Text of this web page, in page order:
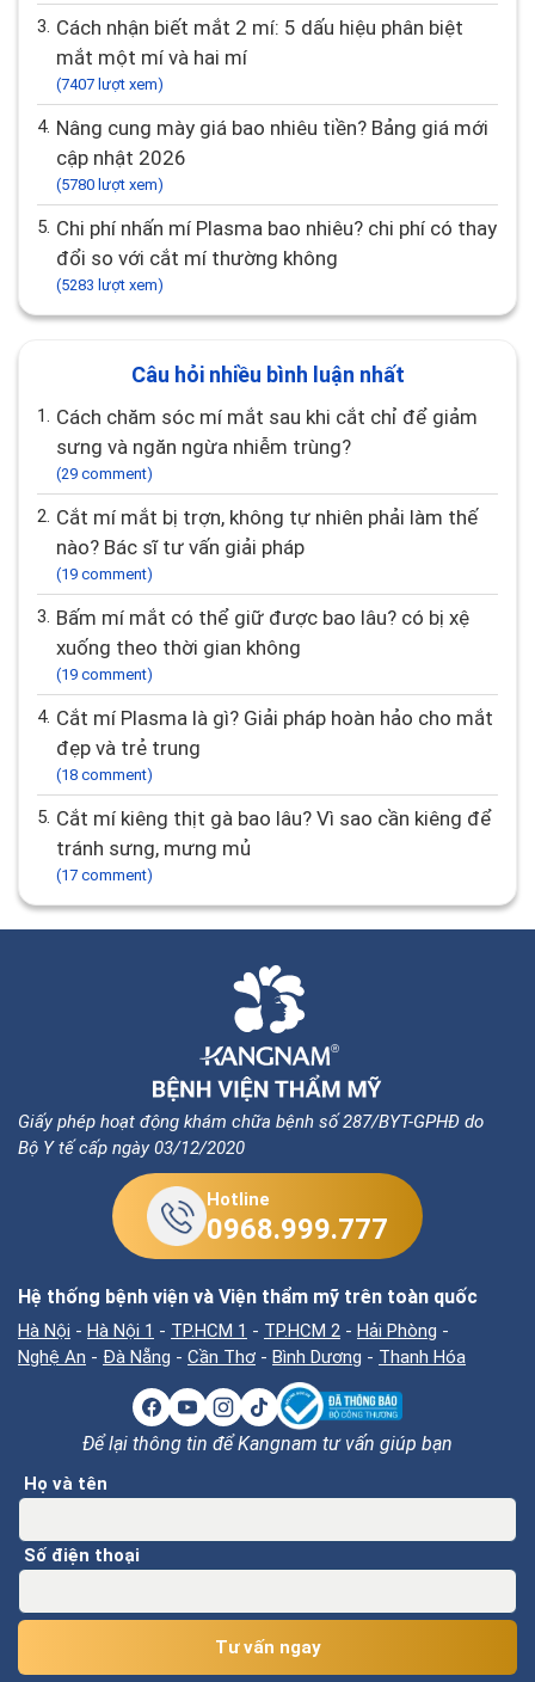
3. Cách nhận biết mắt 2 mí: 5 dấu hiệu phân biệt
mắt một mí và hai mí
(7407 lượt xem)
4. Nâng cung mày giá bao nhiêu tiền? Bảng giá mới
cập nhật 2026
(5780 lượt xem)
5. Chi phí nhấn mí Plasma bao nhiêu? chi phí có thay
đổi so với cắt mí thường không
(5283 lượt xem)
Câu hỏi nhiều bình luận nhất
1. Cách chăm sóc mí mắt sau khi cắt chỉ để giảm
sưng và ngăn ngừa nhiễm trùng?
(29 comment)
2. Cắt mí mắt bị trợn, không tự nhiên phải làm thế
nào? Bác sĩ tư vấn giải pháp
(19 comment)
3. Bấm mí mắt có thể giữ được bao lâu? có bị xệ
xuống theo thời gian không
(19 comment)
4. Cắt mí Plasma là gì? Giải pháp hoàn hảo cho mắt
đẹp và trẻ trung
(18 comment)
5. Cắt mí kiêng thịt gà bao lâu? Vì sao cần kiêng để
tránh sưng, mưng mủ
(17 comment)
Giấy phép hoạt động khám chữa bệnh số 287/BYT-GPHĐ do
Bộ Y tế cấp ngày 03/12/2020
Hotline
0968.999.777
Hệ thống bệnh viện và Viện thẩm mỹ trên toàn quốc
Hà Nội - Hà Nội 1 - TP.HCM 1 - TP.HCM 2 - Hải Phòng -
Nghệ An - Đà Nẵng - Cần Thơ - Bình Dương - Thanh Hóa
Để lại thông tin để Kangnam tư vấn giúp bạn
Họ và tên
Số điện thoại